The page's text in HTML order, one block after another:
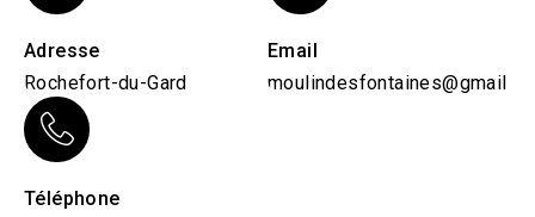
Adresse
Rochefort-du-Gard
Email
Téléphone